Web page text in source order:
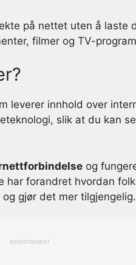
på nettet uten å laste
filmer og TV-
leverer innhold over
slik at du kan
og
forandret hvordan
gjør det mer tilgjengelig.
ADVERTISEMENT